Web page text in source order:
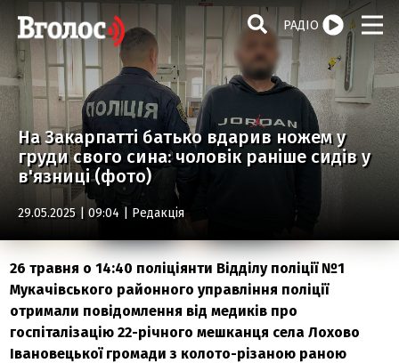
РАДІО
На Закарпатті батько вдарив ножем у
груди свого сина: чоловік раніше сидів у
в'язниці (фото)
29.05.2025 | 09:04 | Редакція
26 травня о 14:40 поліціянти Відділу поліції №1
Мукачівського районного управління поліції
отримали повідомлення від медиків про
госпіталізацію 22-річного мешканця села Лохово
Івановецької громади з колото-різаною раною